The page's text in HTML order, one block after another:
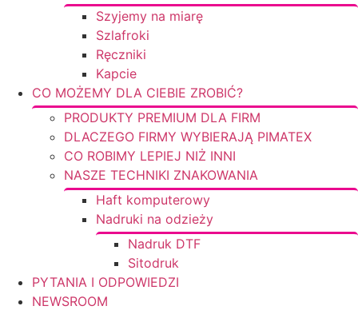
Szyjemy na miarę
Szlafroki
Ręczniki
Kapcie
CO MOŻEMY DLA CIEBIE ZROBIĆ?
PRODUKTY PREMIUM DLA FIRM
DLACZEGO FIRMY WYBIERAJĄ PIMATEX
CO ROBIMY LEPIEJ NIŻ INNI
NASZE TECHNIKI ZNAKOWANIA
Haft komputerowy
Nadruki na odzieży
Nadruk DTF
Sitodruk
PYTANIA I ODPOWIEDZI
NEWSROOM